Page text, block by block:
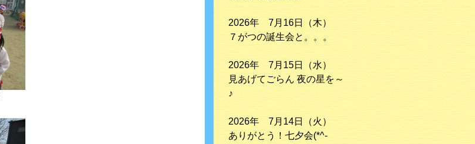
2026年 7月16日（木）
７がつの誕生会と。。。
2026年 7月15日（水）
見あげてごらん 夜の星を～
♪
2026年 7月14日（火）
ありがとう！七夕会(*^-